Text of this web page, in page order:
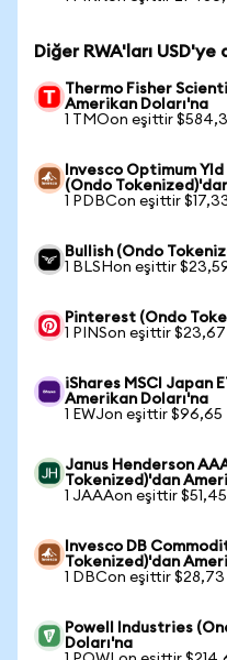
Diğer RWA'ları USD'ye
Thermo Fisher
Amerikan Doları'na
1 TMOon eşittir
Invesco Optimum Yld
(Ondo
1 PDBCon eşittir
Bullish (Ondo
1 BLSHon eşittir
Pinterest (Ondo
1 PINSon eşittir $23,67
iShares MSCI Japan
Amerikan Doları'na
1 EWJon eşittir $96,65
Janus Henderson
Tokenized)'dan
1 JAAAon eşittir $51,45
Invesco DB
Tokenized)'dan
1 DBCon eşittir $28,73
Powell Industries
Doları'na